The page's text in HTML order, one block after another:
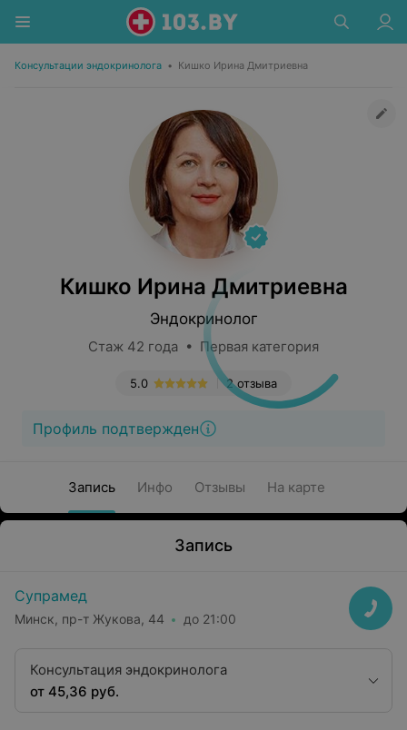
Консультации эндокринолога • Кишко Ирина Дмитриевна
Кишко Ирина Дмитриевна
Эндокринолог
Стаж 42 года • Первая категория
2 отзыва
5.0
Профиль подтвержден
Запись Инфо Отзывы На карте
Запись
Супрамед
Минск, пр-т Жукова, 44 до 21:00
Консультация эндокринолога
от 45,36 руб.